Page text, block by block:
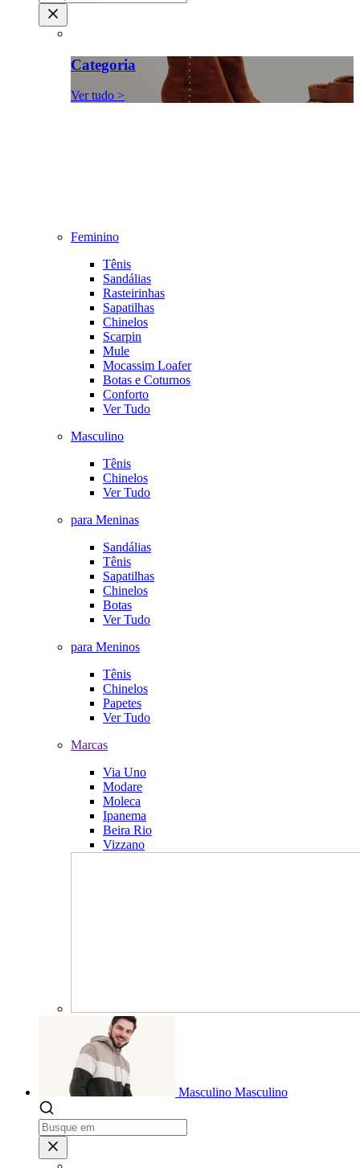
Categoria
Ver tudo >
Feminino
Tênis
Sandálias
Rasteirinhas
Sapatilhas
Chinelos
Scarpin
Mule
Mocassim Loafer
Botas e Coturnos
Conforto
Ver Tudo
Masculino
Tênis
Chinelos
Ver Tudo
para Meninas
Sandálias
Tênis
Sapatilhas
Chinelos
Botas
Ver Tudo
para Meninos
Tênis
Chinelos
Papetes
Ver Tudo
Marcas
Via Uno
Modare
Moleca
Ipanema
Beira Rio
Vizzano
Masculino Masculino